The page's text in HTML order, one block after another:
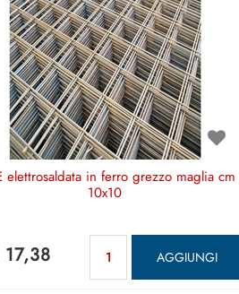
elettrosaldata in ferro grezzo maglia cm
10x10
AGGIUNGI